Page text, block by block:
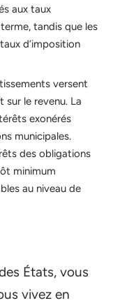
aux taux
tandis que les
d’imposition
versent
sur le revenu. La
exonérés
municipales.
des obligations
minimum
au niveau de
États, vous
vivez en